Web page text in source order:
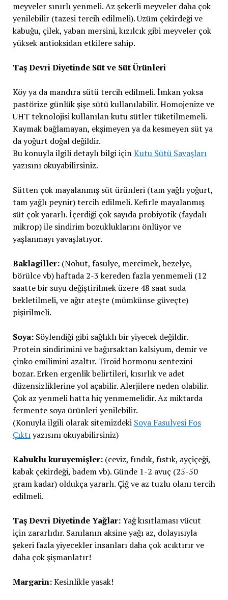
meyveler sınırlı yenmeli. Az şekerli meyveler daha çok
yenilebilir (tazesi tercih edilmeli). Üzüm çekirdeği ve
kabuğu, çilek, yaban mersini, kızılcık gibi meyveler çok
yüksek antioksidan etkilere sahip.
Taş Devri Diyetinde Süt ve Süt Ürünleri
Köy ya da mandıra sütü tercih edilmeli. İmkan yoksa
pastörize günlük şişe sütü kullanılabilir. Homojenize ve
UHT teknolojisi kullanılan kutu sütler tüketilmemeli.
Kaymak bağlamayan, ekşimeyen ya da kesmeyen süt ya
da yoğurt doğal değildir.
Bu konuyla ilgili detaylı bilgi içinKutu Sütü Savaşları
yazısını okuyabilirsiniz.
Sütten çok mayalanmış süt ürünleri (tam yağlı yoğurt,
tam yağlı peynir) tercih edilmeli. Kefirle mayalanmış
süt çok yararlı. İçerdiği çok sayıda probiyotik (faydalı
mikrop) ile sindirim bozukluklarını önlüyor ve
yaşlanmayı yavaşlatıyor.
Baklagiller:(Nohut, fasulye, mercimek, bezelye,
börülce vb) haftada 2-3 kereden fazla yenmemeli (12
saatte bir suyu değiştirilmek üzere 48 saat suda
bekletilmeli, ve ağır ateşte (mümkünse güveçte)
pişirilmeli.
Soya:Söylendiği gibi sağlıklı bir yiyecek değildir.
Protein sindirimini ve bağırsaktan kalsiyum, demir ve
çinko emilimini azaltır. Tiroid hormonu sentezini
bozar. Erken ergenlik belirtileri, kısırlık ve adet
düzensizliklerine yol açabilir. Alerjilere neden olabilir.
Çok az yenmeli hatta hiç yenmemelidir. Az miktarda
fermente soya ürünleri yenilebilir.
(Konuyla ilgili olarak sitemizdeki Soya Fasulyesi Fos
Çıktıyazısını okuyabilirsiniz)
Kabuklu kuruyemişler:(ceviz, fındık, fıstık, ayçiçeği,
kabak çekirdeği, badem vb). Günde 1-2 avuç (25-50
gram kadar) oldukça yararlı. Çiğ ve az tuzlu olanı tercih
edilmeli.
Taş Devri Diyetinde Yağlar:Yağ kısıtlaması vücut
için zararlıdır. Sanılanın aksine yağı az, dolayısıyla
şekeri fazla yiyecekler insanları daha çok acıktırır ve
daha çok şişmanlatır!
Margarin:Kesinlikle yasak!